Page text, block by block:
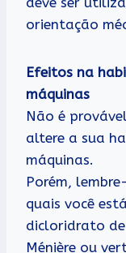
orientação
Efeitos na
máquinas
Não é
altere a sua
máquinas.
Porém,
quais você
dicloridrato
Ménière ou